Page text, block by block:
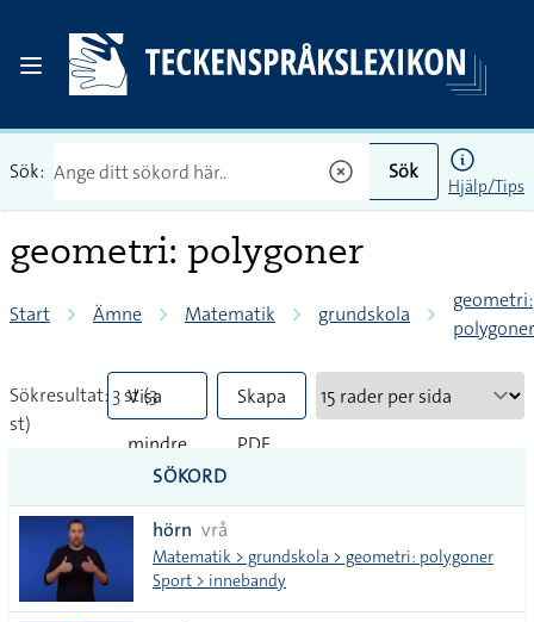
Sök: Sök
Hjälp/Tips
geometri: polygoner
Start Ämne Matematik grundskola
geometri:
polygoner
Sökresultat: 3 st (3
st)
Visa
mindre
tecken
Skapa
PDF
SÖKORD
hörn vrå
Matematik > grundskola > geometri: polygoner
Sport > innebandy